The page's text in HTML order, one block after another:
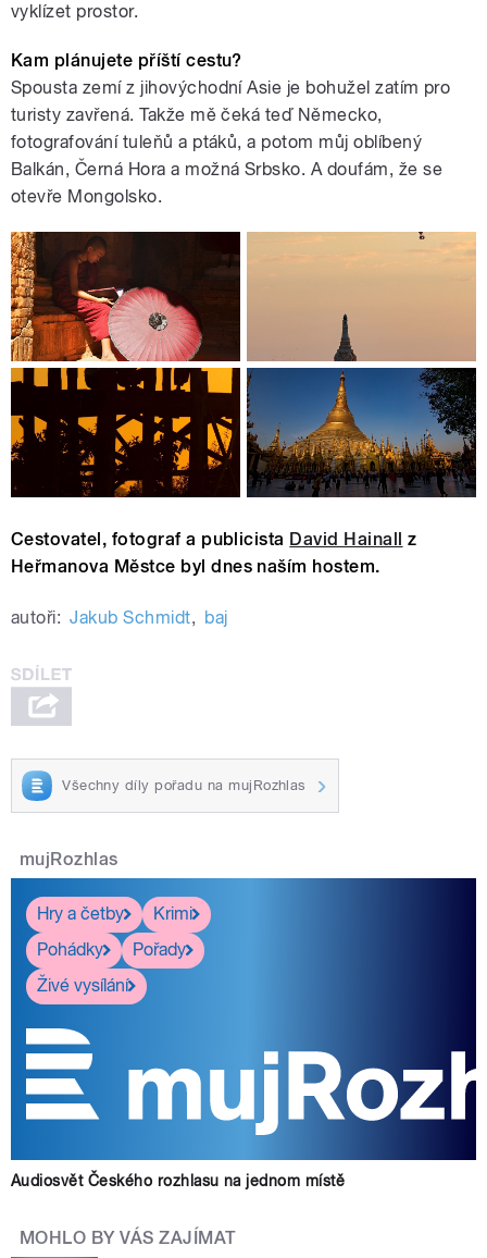
vyklízet prostor.
Kam plánujete příští cestu?
Spousta zemí z jihovýchodní Asie je bohužel zatím pro
turisty zavřená. Takže mě čeká teď Německo,
fotografování tuleňů a ptáků, a potom můj oblíbený
Balkán, Černá Hora a možná Srbsko. A doufám, že se
otevře Mongolsko.
Cestovatel, fotograf a publicista David Hainall
z
Heřmanova Městce byl dnes naším hostem.
autoři: Jakub Schmidt, baj
Všechny díly pořadu na mujRozhlas
mujRozhlas
Hry a četby
Krimi
Pohádky
Pořady
Živé vysílání
Audiosvět Českého rozhlasu na jednom místě
MOHLO BY VÁS ZAJÍMAT